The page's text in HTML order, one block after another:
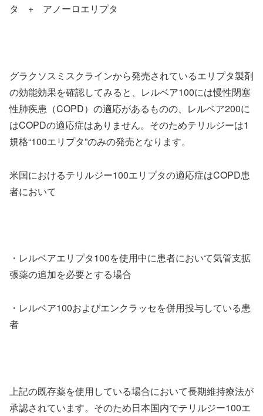
タ + アノーロエリプタ
グラクソスミスクラインから発売されているエリプタ製剤
の効能効果を確認してみると、レルベア100には慢性閉塞
性肺疾患（COPD）の適応があるものの、レルベア200に
はCOPDの適応症はありません。そのためテリルジーは1
規格“100エリプタ”のみの発売となります。
米国におけるテリルジー100エリプタの適応症はCOPD患
者において
・レルベアエリプタ100を使用中に患者において気管支拡
張薬の追加を必要とする場合
・レルベア100およびエンクラッセを併用投与している患
者
上記の既存薬を使用している場合において長期維持療法が
承認されています。そのため日本国内でテリルジー100エ